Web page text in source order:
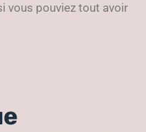
vous pouviez tout avoir